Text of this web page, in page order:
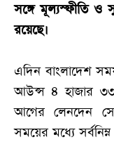
সঙ্গে মূল্যস্ফীতি ও
রয়েছে।
এদিন বাংলাদেশ
আউন্স ৪ হাজার
আগের লেনদেন
সময়ের মধ্যে